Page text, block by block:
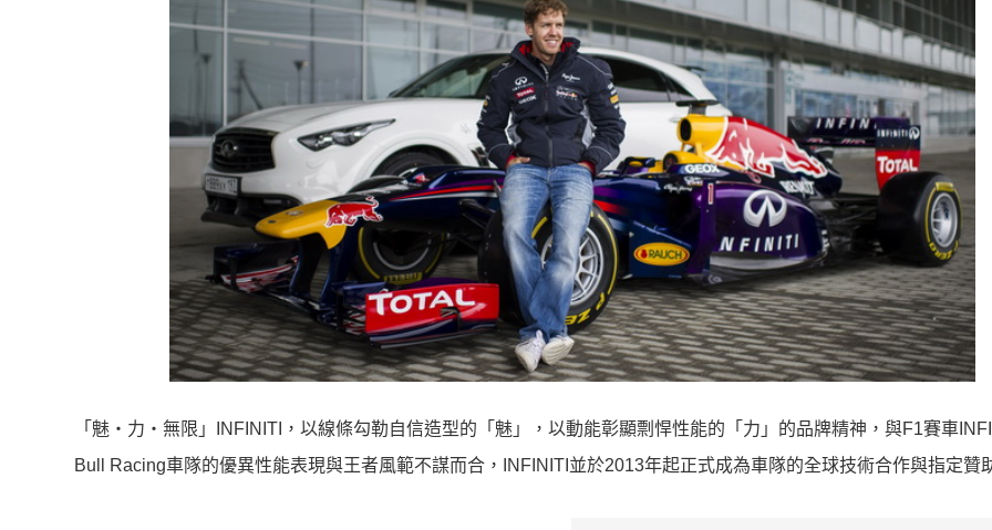
「魅‧力‧無限」INFINITI，以線條勾勒自信造型的「魅」，以動能彰顯剽悍性能的「力」的品牌精神，與F1賽車
Bull Racing車隊的優異性能表現與王者風範不謀而合，INFINITI並於2013年起正式成為車隊的全球技術合作與指定贊